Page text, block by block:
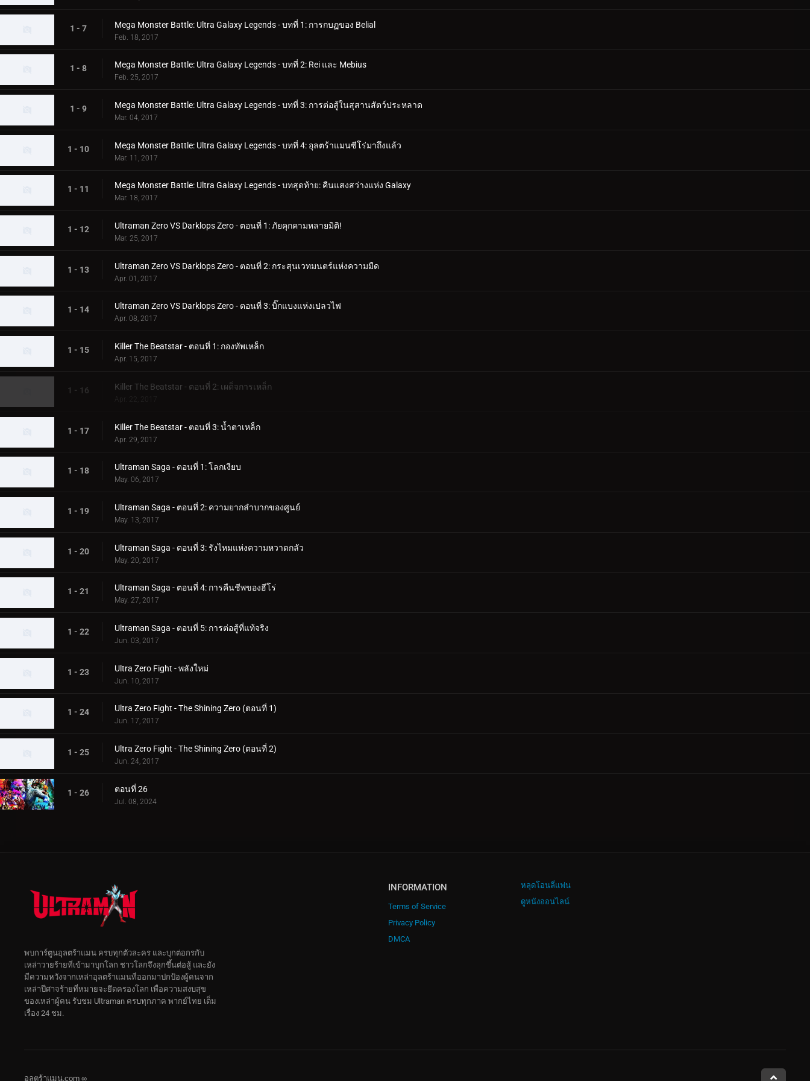
1 - 7 Mega Monster Battle: Ultra Galaxy Legends - บทที่ 1: การกบฏของ Belial
Feb. 18, 2017
1 - 8 Mega Monster Battle: Ultra Galaxy Legends - บทที่ 2: Rei และ Mebius
Feb. 25, 2017
1 - 9 Mega Monster Battle: Ultra Galaxy Legends - บทที่ 3: การต่อสู้ในสุสานสัตว์ประหลาด
Mar. 04, 2017
1 - 10 Mega Monster Battle: Ultra Galaxy Legends - บทที่ 4: อุลตร้าแมนซีโร่มาถึงแล้ว
Mar. 11, 2017
1 - 11 Mega Monster Battle: Ultra Galaxy Legends - บทสุดท้าย: คืนแสงสว่างแห่ง Galaxy
Mar. 18, 2017
1 - 12 Ultraman Zero VS Darklops Zero - ตอนที่ 1: ภัยคุกคามหลายมิติ!
Mar. 25, 2017
1 - 13 Ultraman Zero VS Darklops Zero - ตอนที่ 2: กระสุนเวทมนตร์แห่งความมืด
Apr. 01, 2017
1 - 14 Ultraman Zero VS Darklops Zero - ตอนที่ 3: บิ๊กแบงแห่งเปลวไฟ
Apr. 08, 2017
1 - 15 Killer The Beatstar - ตอนที่ 1: กองทัพเหล็ก
Apr. 15, 2017
1 - 16 Killer The Beatstar - ตอนที่ 2: เผด็จการเหล็ก
Apr. 22, 2017
1 - 17 Killer The Beatstar - ตอนที่ 3: น้ำตาเหล็ก
Apr. 29, 2017
1 - 18 Ultraman Saga - ตอนที่ 1: โลกเงียบ
May. 06, 2017
1 - 19 Ultraman Saga - ตอนที่ 2: ความยากลำบากของศูนย์
May. 13, 2017
1 - 20 Ultraman Saga - ตอนที่ 3: รังไหมแห่งความหวาดกลัว
May. 20, 2017
1 - 21 Ultraman Saga - ตอนที่ 4: การคืนชีพของฮีโร่
May. 27, 2017
1 - 22 Ultraman Saga - ตอนที่ 5: การต่อสู้ที่แท้จริง
Jun. 03, 2017
1 - 23 Ultra Zero Fight - พลังใหม่
Jun. 10, 2017
1 - 24 Ultra Zero Fight - The Shining Zero (ตอนที่ 1)
Jun. 17, 2017
1 - 25 Ultra Zero Fight - The Shining Zero (ตอนที่ 2)
Jun. 24, 2017
1 - 26 ตอนที่ 26
Jul. 08, 2024
INFORMATION
Terms of Service
Privacy Policy
DMCA
หลุดโอนลี่แฟน
ดูหนังออนไลน์
พบการ์ตูนอุลตร้าแมน ครบทุกตัวละคร และบุกต่อกรกับ
เหล่าวายร้ายที่เข้ามาบุกโลก ชาวโลกจึงลุกขึ้นต่อสู้ และยัง
มีความหวังจากเหล่าอุลตร้าแมนที่ออกมาปกป้องผู้คนจาก
เหล่าปีศาจร้ายที่หมายจะยึดครองโลก เพื่อความสงบสุข
ของเหล่าผู้คน รับชม Ultraman ครบทุกภาค พากย์ไทย เต็ม
เรื่อง 24 ชม.
อุลตร้าแมน.com ∞